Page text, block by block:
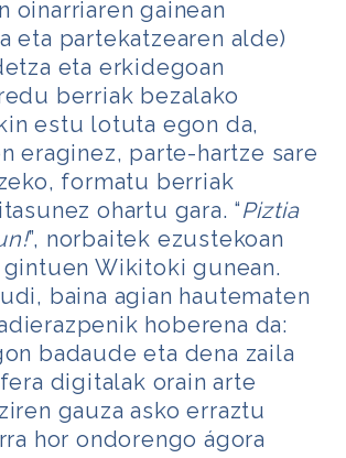
oinarriaren gainean
eta partekatzearen alde)
eta erkidegoan
berriak bezalako
estu lotuta egon da,
eraginez, parte-hartze sare
formatu berriak
ohartu gara. “Piztia
”, norbaitek ezustekoan
gintuen Wikitoki gunean.
baina agian hautematen
hoberena da:
badaude eta dena zaila
digitalak orain arte
gauza asko erraztu
hor ondorengo ágora